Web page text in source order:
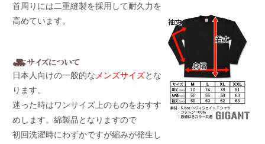
首周りには二重縫製を採用して耐久力を
高めています。
日本人向けの一般的なメンズサイズとな
ります。
迷った時はワンサイズ上のものをおすす
めします。綿製品となりますので
初回洗濯時にわずかですが縮みが発生し